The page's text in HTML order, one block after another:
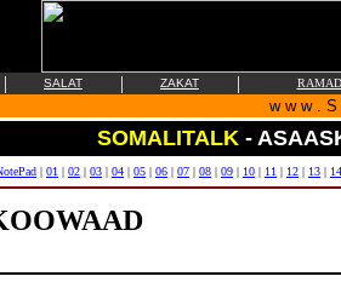
| SALAT | ZAKAT |
w w w .
SOMALITALK -
| 01 | 02 | 03 | 04 | 05 | 06 | 07 | 08 | 09 | 10 | 11 | 12 | 13 | 14